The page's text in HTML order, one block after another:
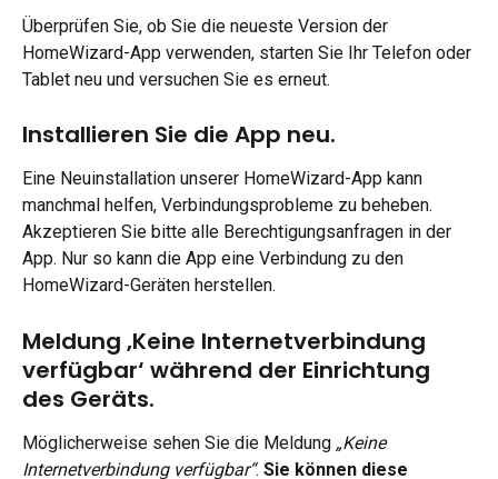
Überprüfen Sie, ob Sie die neueste Version der
HomeWizard-App verwenden, starten Sie Ihr Telefon oder
Tablet neu und versuchen Sie es erneut.
Installieren Sie die App neu.
Eine Neuinstallation unserer HomeWizard-App kann
manchmal helfen, Verbindungsprobleme zu beheben.
Akzeptieren Sie bitte alle Berechtigungsanfragen in der
App. Nur so kann die App eine Verbindung zu den
HomeWizard-Geräten herstellen.
Meldung ‚Keine Internetverbindung
verfügbar‘ während der Einrichtung
des Geräts.
Möglicherweise sehen Sie die Meldung „Keine
Internetverbindung verfügbar“. Sie können diese